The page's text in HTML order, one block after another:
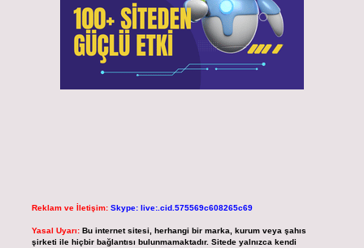
Reklam ve İletişim: Skype: live:.cid.575569c608265c69
Yasal Uyarı: Bu internet sitesi, herhangi bir marka, kurum veya şahıs
şirketi ile hiçbir bağlantısı bulunmamaktadır. Sitede yalnızca kendi